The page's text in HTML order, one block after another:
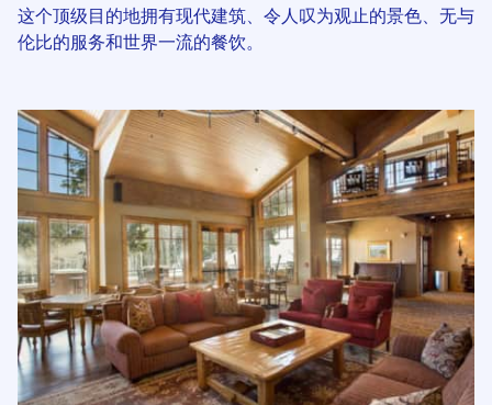
这个顶级目的地拥有现代建筑、令人叹为观止的景色、无与
伦比的服务和世界一流的餐饮。